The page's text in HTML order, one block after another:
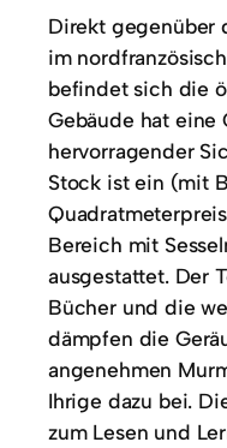
Direkt gegenüber
im
befindet sich die
Gebäude hat eine
hervorragender
Stock ist ein (mit
Bereich mit
ausgestattet. Der
Bücher und die
dämpfen die
angenehmen
Ihrige dazu bei.
zum Lesen und